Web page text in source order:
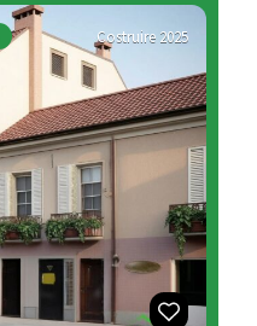
Costruire 2025